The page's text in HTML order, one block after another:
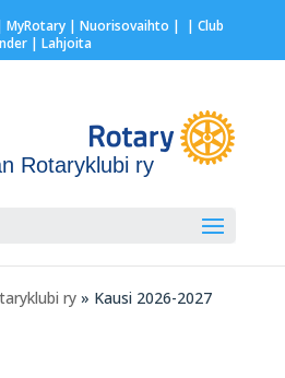
MyRotary | Nuorisovaihto | | Club
| Lahjoita
Rotaryklubi ry
ry » Kausi 2026-2027